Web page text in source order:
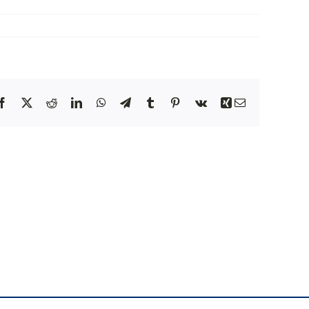
Facebook RedditLinkedInWhatsApp
TelegramTumblr Pinterest
Vk Xing Email